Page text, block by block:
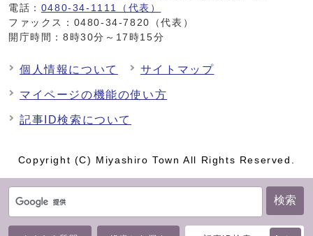
検索
電話： 0480-34-1111（代表）
ファックス：0480-34-7820（代表）
開庁時間：8時30分～17時15分
個人情報について サイトマップ
マイページの機能の使い方
記事ID検索について
Copyright (C) Miyashiro Town All Rights Reserved.